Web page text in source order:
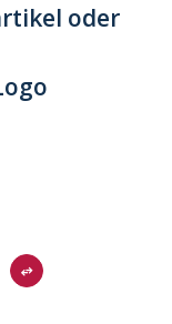
oder